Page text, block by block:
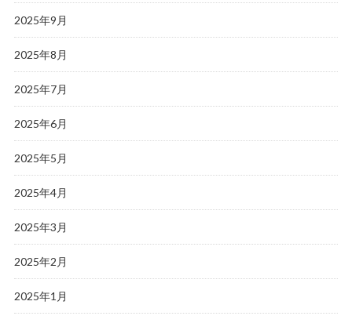
2025年9月
2025年8月
2025年7月
2025年6月
2025年5月
2025年4月
2025年3月
2025年2月
2025年1月